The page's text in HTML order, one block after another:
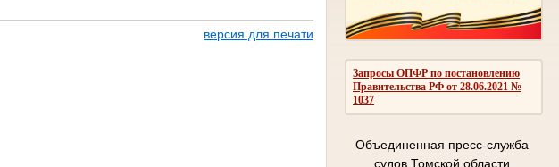
Запросы ОПФР по постановлению
Правительства РФ от 28.06.2021 №
1037
Объединенная пресс-служба
судов Томской области
версия для печати